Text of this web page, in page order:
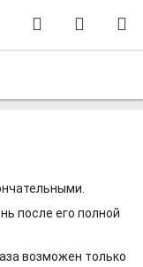
после его полной
возможен только